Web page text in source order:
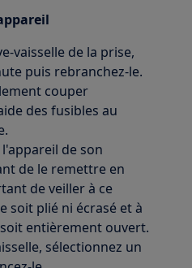
vaisselle de la prise,
puis rebranchez-le.
couper
des fusibles au
de son
de le remettre en
de veiller à ce
soit plié ni écrasé et à
entièrement ouvert.
sélectionnez un